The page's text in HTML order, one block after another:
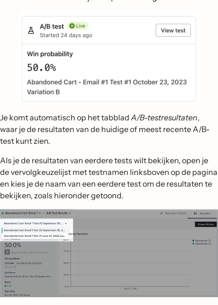
Je komt automatisch op het tabbladA/B-testresultaten,
waar je de resultaten van de huidige of meest recente A/B-
test kunt zien.
Als je de resultaten van eerdere tests wilt bekijken, open je
de vervolgkeuzelijst met testnamen linksboven op de pagina
en kies je de naam van een eerdere test om de resultaten te
bekijken, zoals hieronder getoond.